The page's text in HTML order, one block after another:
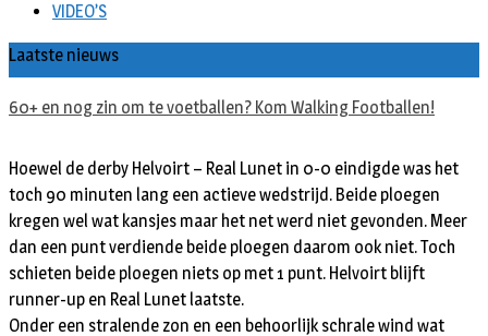
VIDEO’S
Laatste nieuws
60+ en nog zin om te voetballen? Kom Walking Footballen!
Hoewel de derby Helvoirt – Real Lunet in 0-0 eindigde was het
toch 90 minuten lang een actieve wedstrijd. Beide ploegen
kregen wel wat kansjes maar het net werd niet gevonden. Meer
dan een punt verdiende beide ploegen daarom ook niet. Toch
schieten beide ploegen niets op met 1 punt. Helvoirt blijft
runner-up en Real Lunet laatste.
Onder een stralende zon en een behoorlijk schrale wind wat